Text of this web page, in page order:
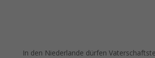
In den Niederlande dürfen